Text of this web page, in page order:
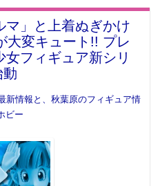
マ」と上着ぬぎかけ
大変キュート!! プレ
女フィギュア新シリ
動
新情報と、秋葉原のフィギュア情
ビー